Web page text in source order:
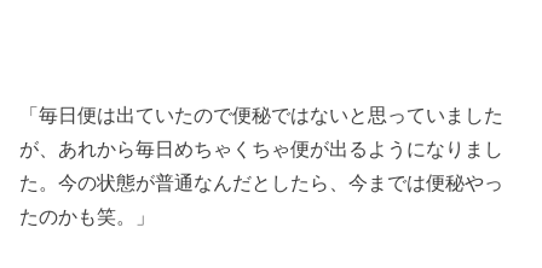
「毎日便は出ていたので便秘ではないと思っていました
が、あれから毎日めちゃくちゃ便が出るようになりまし
た。今の状態が普通なんだとしたら、今までは便秘やっ
たのかも笑。」